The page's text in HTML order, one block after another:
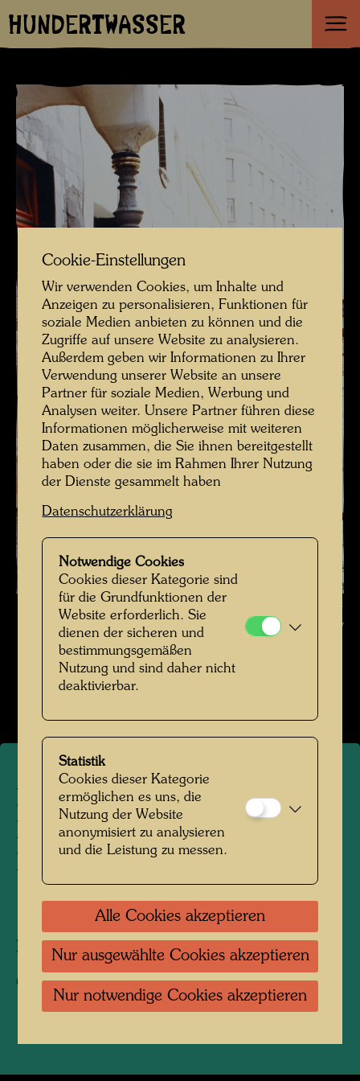
HUNDERTWASSER
Hundertwasser auf der Baustelle des KunstHausWien , Fotograf:
Unbekannt Unknown © Hundertwasser Archiv
Hundertwasser auf der Baustelle
Bildergalerie öffnen
Hundertwasser auf der
Baustelle des
KunstHausWien
Fotograf: Unbekannt Unknown
Copyright:Hundertwasser Archiv
Cookie-Einstellungen
Wir verwenden Cookies, um Inhalte und
Anzeigen zu personalisieren, Funktionen für
soziale Medien anbieten zu können und die
Zugriffe auf unsere Website zu analysieren.
Außerdem geben wir Informationen zu Ihrer
Verwendung unserer Website an unsere
Partner für soziale Medien, Werbung und
Analysen weiter. Unsere Partner führen diese
Informationen möglicherweise mit weiteren
Daten zusammen, die Sie ihnen bereitgestellt
haben oder die sie im Rahmen Ihrer Nutzung
der Dienste gesammelt haben
Datenschutzerklärung
Notwendige Cookies
Cookies dieser Kategorie sind
für die Grundfunktionen der
Website erforderlich. Sie
dienen der sicheren und
bestimmungsgemäßen
Nutzung und sind daher nicht
deaktivierbar.
Statistik
Cookies dieser Kategorie
ermöglichen es uns, die
Nutzung der Website
anonymisiert zu analysieren
und die Leistung zu messen.
Alle Cookies akzeptieren
Nur ausgewählte Cookies akzeptieren
Nur notwendige Cookies akzeptieren